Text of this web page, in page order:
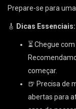
Prepare-se para
🎸 Dicas Essenciais:
⏳ Chegue
começar.
🍺 Precisa de
abertas para